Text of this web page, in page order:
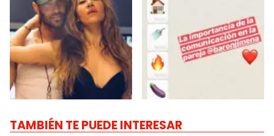
TAMBIÉN TE PUEDE INTERESAR